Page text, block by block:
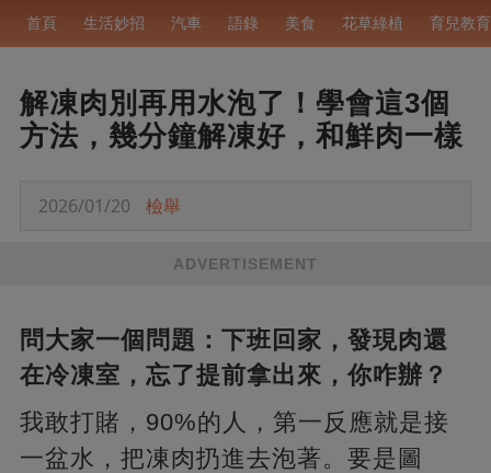
首頁 生活妙招 汽車 語錄 美食 花草綠植 育兒教育
解凍肉別再用水泡了！學會這3個
方法，幾分鐘解凍好，和鮮肉一樣
2026/01/20 檢舉
ADVERTISEMENT
問大家一個問題：下班回家，發現肉還
在冷凍室，忘了提前拿出來，你咋辦？
我敢打賭，90%的人，第一反應就是接
一盆水，把凍肉扔進去泡著。要是圖